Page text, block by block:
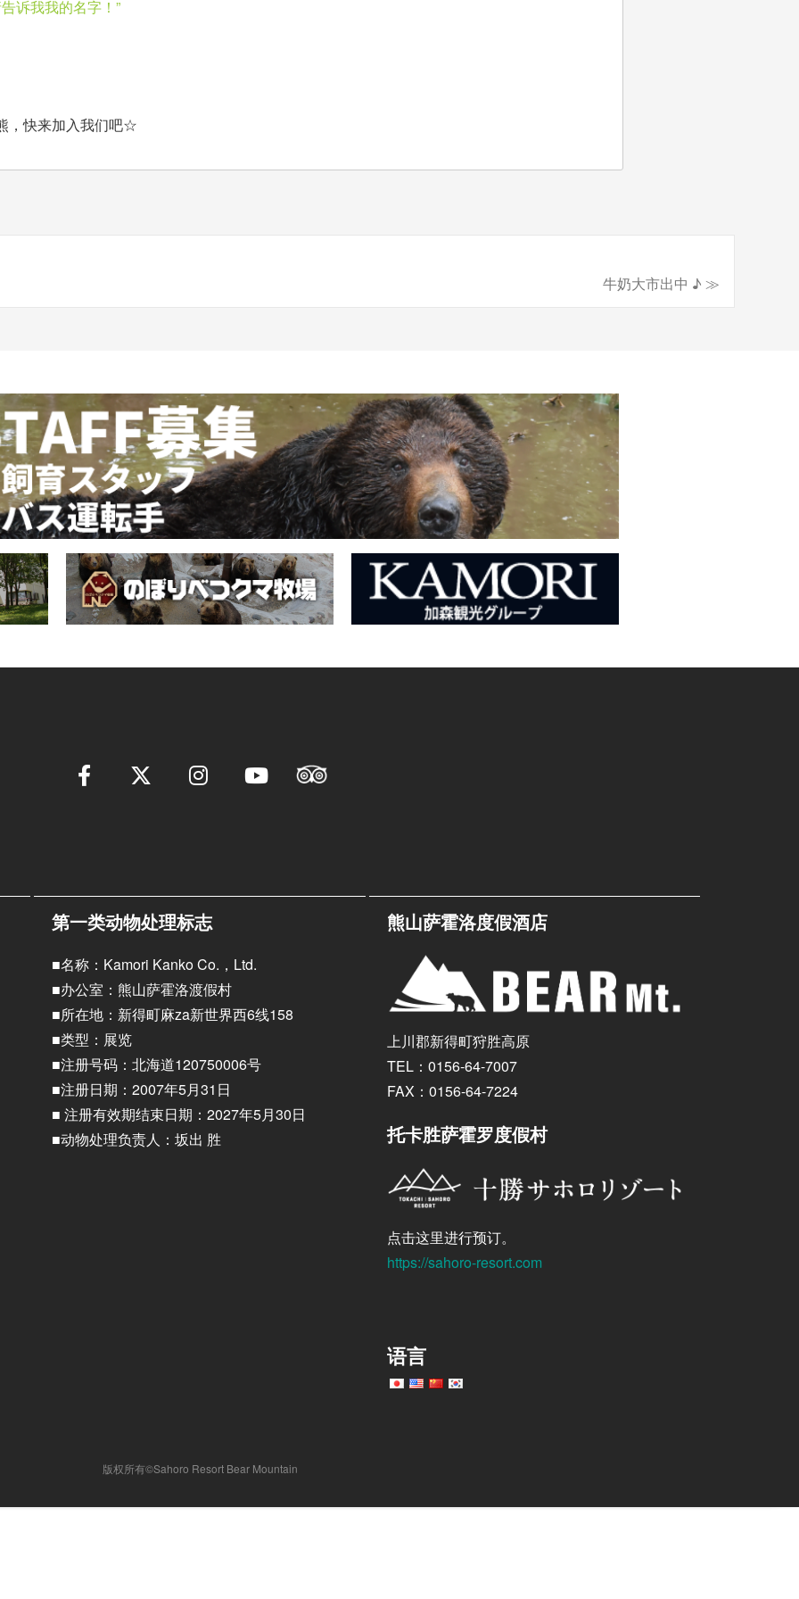
诉我我的名字！”
，快来加入我们吧☆
牛奶大市出中 ♪ ≫
第一类动物处理标志
■名称：Kamori Kanko Co.，Ltd.
■办公室：熊山萨霍洛渡假村
■所在地：新得町麻za新世界西6线158
■类型：展览
■注册号码：北海道120750006号
■注册日期：2007年5月31日
■ 注册有效期结束日期：2027年5月30日
■动物处理负责人：坂出 胜
熊山萨霍洛度假酒店
上川郡新得町狩胜高原
TEL：0156-64-7007
FAX：0156-64-7224
托卡胜萨霍罗度假村
点击这里进行预订。
https://sahoro-resort.com
语言
版权所有©Sahoro Resort Bear Mountain